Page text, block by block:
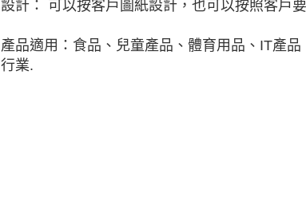
設計： 可以按客戶圖紙設計，也可以按照客戶
產品適用：食品、兒童產品、體育用品、IT產
行業.